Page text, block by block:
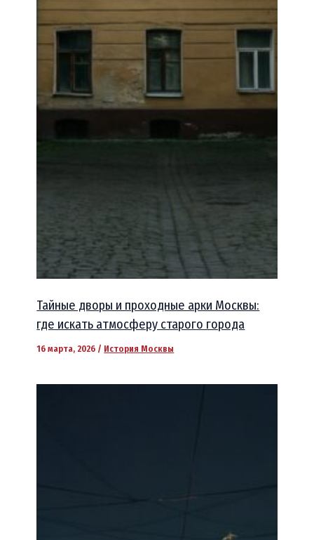
Тайные дворы и проходные арки Москвы:
где искать атмосферу старого города
16 марта, 2026 / История Москвы